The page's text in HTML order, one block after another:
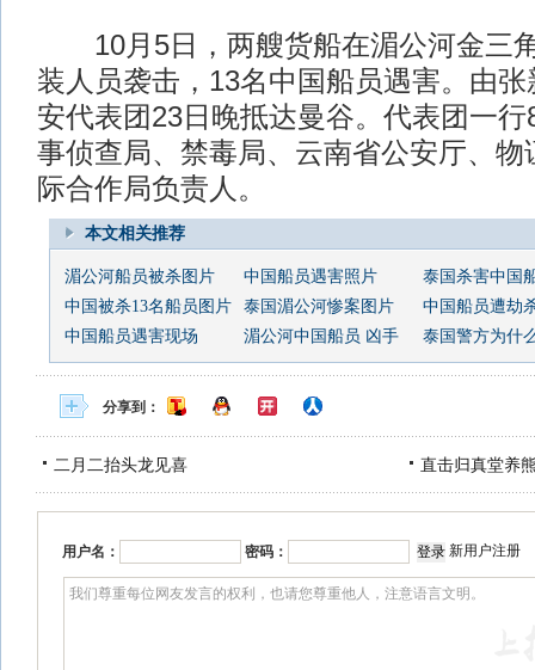
10月5日，两艘货船在湄公河金三
装人员袭击，13名中国船员遇害。由
安代表团23日晚抵达曼谷。代表团一
事侦查局、禁毒局、云南省公安厅、物
际合作局负责人。
本文相关推荐
湄公河船员被杀图片 中国船员遇害照片
泰国杀害中国
中国被杀13名船员图片
泰国湄公河惨案图片
中国船员遭劫
中国船员遇害现场
湄公河中国船员 凶手 泰国警方为什
分享到：
二月二抬头龙见喜 直击归真堂养
用户名： 密码： 新用户注册